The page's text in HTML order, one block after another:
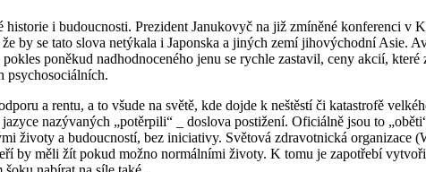
i budoucnosti. Prezident Janukovyč na již zmíněné konferenci v
by se tato slova netýkala i Japonska a jiných zemí jihovýchodní Asie.
poněkud nadhodnoceného jenu se rychle zastavil, ceny akcií, které
psychosociálních.
a rentu, a to všude na světě, kde dojde k neštěstí či katastrofě
nazývaných „potěrpili“ _ doslova postižení. Oficiálně jsou to
životy a budoucností, bez iniciativy. Světová zdravotnická organizace
by měli žít pokud možno normálními životy. K tomu je zapotřebí